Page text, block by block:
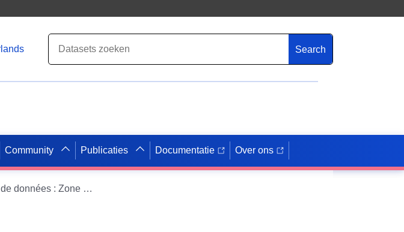
Search
Community Publicaties Documentatie Over ons
Service de visualisation cartographique (WMS) du jeu de données : Zone d'aléa du PPRN inondation par débordement du fleuve Charente de la commune de Crazannes en Charente-Maritime